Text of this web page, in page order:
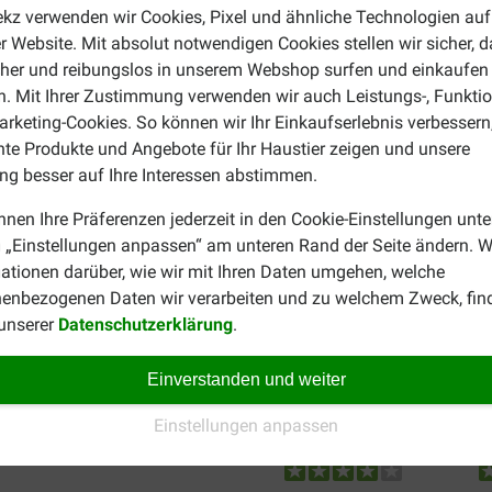
verwenden wir Cookies, Pixel und ähnliche Technologien auf
Website. Mit absolut notwendigen Cookies stellen wir sicher,
und reibungslos in unserem Webshop surfen und einkaufen
Mit Ihrer Zustimmung verwenden wir auch Leistungs-,
Cookies. So können wir Ihr Einkaufserlebnis
Produkte und Angebote für Ihr Haustier zeigen und unsere
besser auf Ihre Interessen abstimmen.
Ihre Präferenzen jederzeit in den Cookie-Einstellungen
„Einstellungen anpassen“ am unteren Rand der Seite ändern.
darüber, wie wir mit Ihren Daten umgehen, welche
Daten wir verarbeiten und zu welchem Zweck,
Datenschutzerklärung.
Einverstanden und weiter
Einstellungen anpassen
(DSH 3,5 Jahre)
Der Zahnbelag
Herbert Jacob
05-01-2023
Unser Hund und wir sind
Produckt verwenden sind
mehr.
het lekker
Bernadette
17-04-2024